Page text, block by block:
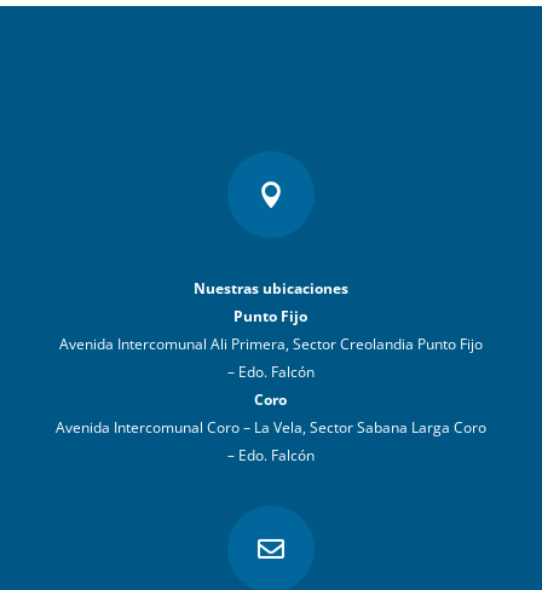

Nuestras ubicaciones
Punto Fijo
Avenida Intercomunal Ali Primera, Sector Creolandia Punto Fijo
– Edo. Falcón
Coro
Avenida Intercomunal Coro – La Vela, Sector Sabana Larga Coro
– Edo. Falcón
